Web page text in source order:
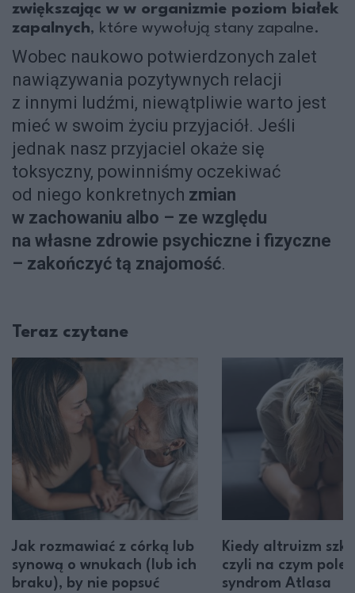
zwiększając w w organizmie poziom białek
zapalnych, które wywołują stany zapalne.
Wobec naukowo potwierdzonych zalet
nawiązywania pozytywnych relacji
z innymi ludźmi, niewątpliwie warto jest
mieć w swoim życiu przyjaciół. Jeśli
jednak nasz przyjaciel okaże się
toksyczny, powinniśmy oczekiwać
od niego konkretnych zmian
w zachowaniu albo – ze względu
na własne zdrowie psychiczne i fizyczne
– zakończyć tą znajomość.
Teraz czytane
Jak rozmawiać z córką lub
synową o wnukach (lub ich
braku), by nie popsuć
Kiedy altruizm
czyli na czym
syndrom Atlasa